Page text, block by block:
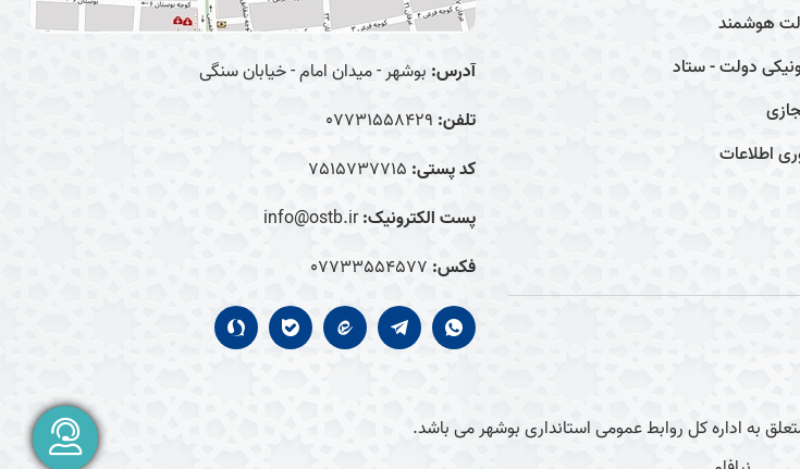
هوشمند
دولت - ستاد
اطلاعات
آدرس: بوشهر - میدان امام - خیابان سنگی
تلفن: 07731558429
کد پستی: 7515737715
پست الکترونیک:info@ostb.ir
فکس: 07733554577
به اداره کل روابط عمومی استانداری بوشهر می باشد.